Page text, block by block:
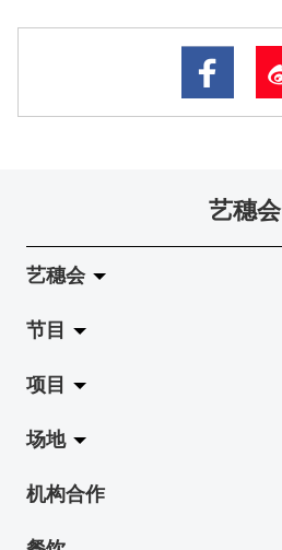
艺穗会
艺穗会
关于艺穗会
艺穗会的演化
使命与宗旨
艺穗会架构
节目
拉阔
展览
演出
项目
Jazz-Go-Central, Jazz-Go-Fringe
LPL
场地
陈丽玲划廊
机构合作